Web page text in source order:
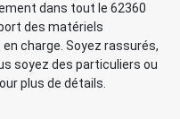
dans tout le 62360
des matériels
charge. Soyez rassurés,
soyez des particuliers ou
plus de détails.